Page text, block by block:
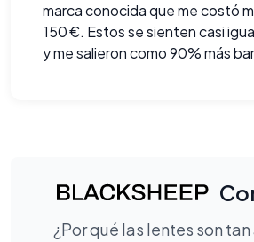
marca conocida que me costó
150 €. Estos se sienten casi
y me salieron como 90% más
¿Por qué las lentes son